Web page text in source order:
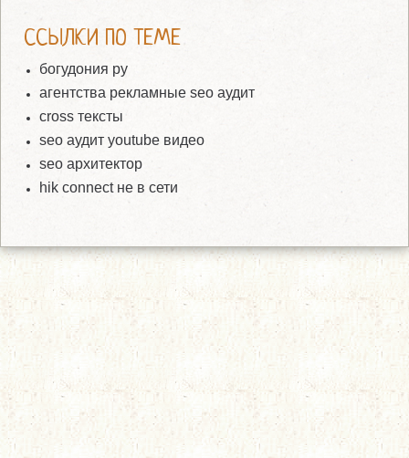
ССЫЛКИ ПО ТЕМЕ
богудония ру
агентства рекламные seo аудит
cross тексты
seo аудит youtube видео
seo архитектор
hik connect не в сети